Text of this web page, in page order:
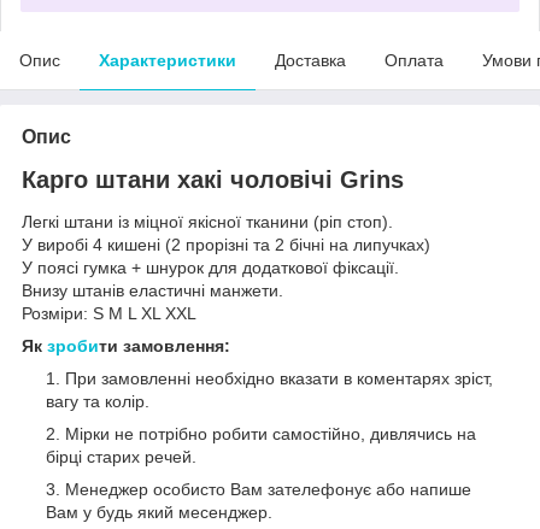
Опис Характеристики Доставка Оплата Умови
Опис
Карго штани хакі чоловічі Grins
Легкі штани із міцної якісної тканини (ріп стоп).
У виробі 4 кишені (2 прорізні та 2 бічні на липучках)
У поясі гумка + шнурок для додаткової фіксації.
Внизу штанів еластичні манжети.
Розміри: S M L XL XXL
Як зробити замовлення:
При замовленні необхідно вказати в коментарях зріст,
вагу та колір.
Мірки не потрібно робити самостійно, дивлячись на
бірці старих речей.
Менеджер особисто Вам зателефонує або напише
Вам у будь який месенджер.